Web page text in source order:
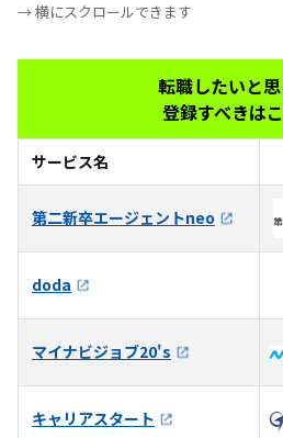
→ 横にスクロールできます
転職したいと
登録すべきは
サービス名
第二新卒エージェントneo
doda
マイナビジョブ20's
キャリアスタート